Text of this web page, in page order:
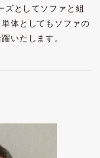
ズとしてソファと組
体としてもソファの
いたします。